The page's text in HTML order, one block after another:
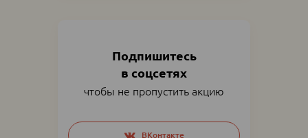
Подпишитесь
в соцсетях
чтобы не пропустить акцию
Social
ВКонтакте